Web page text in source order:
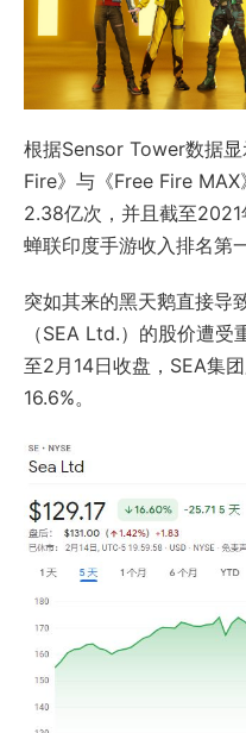
根据Sensor Tower数据
Fire》与《Free Fire
2.38亿次，并且截至
蝉联印度手游收入排名第一
突如其来的黑天鹅直接导
（SEA Ltd.）的股价遭
至2月14日收盘，SEA集
16.6%。